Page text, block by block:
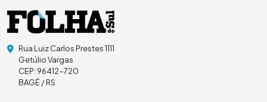
Rua Luiz Carlos Prestes 1111
Getúlio Vargas
CEP: 96412-720
BAGÉ / RS